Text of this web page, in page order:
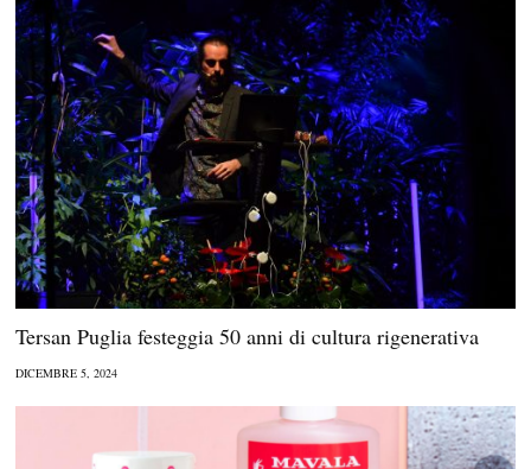
Tersan Puglia festeggia 50 anni di cultura rigenerativa
DICEMBRE 5, 2024